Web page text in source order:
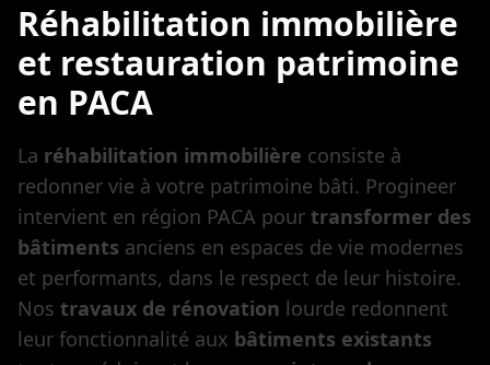
Réhabilitation immobilière
et restauration patrimoine
en PACA
La réhabilitation immobilière consiste à
redonner vie à votre patrimoine bâti. Progineer
intervient en région PACA pour transformer des
bâtiments anciens en espaces de vie modernes
et performants, dans le respect de leur histoire.
Nos travaux de rénovation lourde redonnent
leur fonctionnalité aux bâtiments existants